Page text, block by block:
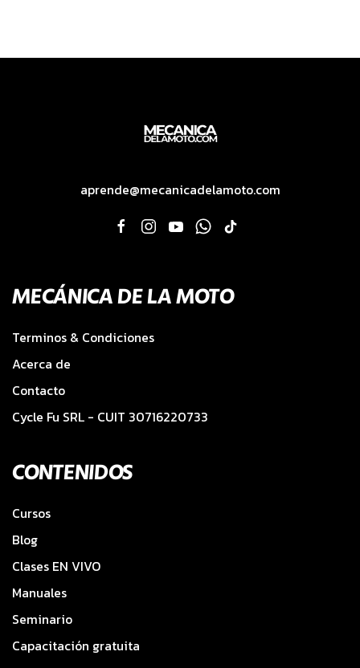
aprende@mecanicadelamoto.com
MECÁNICA DE LA MOTO
Terminos & Condiciones
Acerca de
Contacto
Cycle Fu SRL - CUIT 30716220733
CONTENIDOS
Cursos
Blog
Clases EN VIVO
Manuales
Seminario
Capacitación gratuita